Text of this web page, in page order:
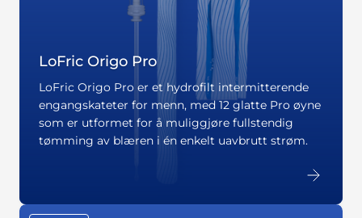
LoFric Origo Pro
LoFric Origo Pro er et hydrofilt intermitterende
engangskateter for menn, med 12 glatte Pro øyne
som er utformet for å muliggjøre fullstendig
tømming av blæren i én enkelt uavbrutt strøm.